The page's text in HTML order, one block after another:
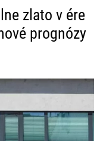
zlato v ére
prognózy